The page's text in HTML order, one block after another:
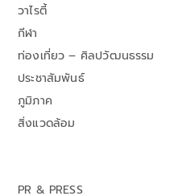
วาไรตี้
กีฬา
ท่องเที่ยว – ศิลปวัฒนธรรม
ประชาสัมพันธ์
ภูมิภาค
สิ่งแวดล้อม
PR & PRESS